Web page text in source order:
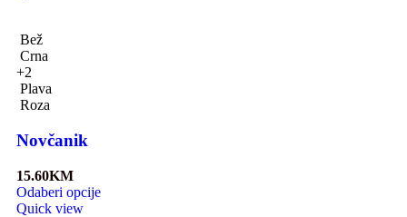
Bež
Crna
+2
Plava
Roza
Novčanik
15.60KM
Odaberi opcije
Quick view